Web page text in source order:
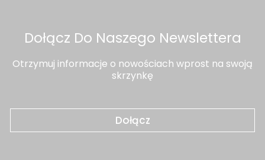
Dołącz Do Naszego Newslettera
Otrzymuj informacje o nowościach wprost na swoją
skrzynkę
Dołącz